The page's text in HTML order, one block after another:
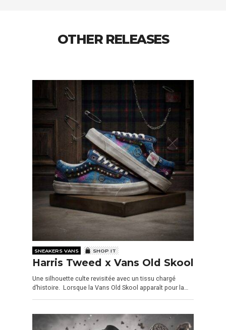
OTHER RELEASES
SNEAKERS VANS SHOP IT
Harris Tweed x Vans Old Skool
Une silhouette culte revisitée avec un tissu chargé
d’histoire. Lorsque la Vans Old Skool apparaît pour la…